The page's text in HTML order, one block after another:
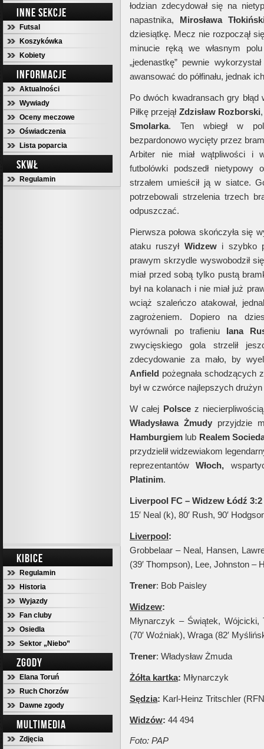
INNE SEKCJE
Futsal
Koszykówka
Kobiety
INFORMACJE
Aktualności
Wywiady
Oceny meczowe
Oświadczenia
Lista poparcia
SKWŁ
Regulamin
KIBICE
Regulamin
Historia
Wyjazdy
Fan cluby
Osiedla
Sektor „Niebo”
ZGODY
Elana Toruń
Ruch Chorzów
Dawne zgody
MULTIMEDIA
Zdjęcia
łodzian zdecydował się na
napastnika, Mirosława
dziesiątkę. Mecz nie rozpoczął
minucie ręką we własnym
„jedenastkę” pewnie
awansować do półfinału, jednak
Po dwóch kwadransach gry błąd
Piłkę przejął Zdzisław Rozborski
Smolarka. Ten wbiegł w
bezpardonowo wycięty przez
Arbiter nie miał wątpliwości i
futbolówki podszedł nietypowy
strzałem umieścił ją w siatce.
potrzebowali strzelenia trzech
odpuszczać.
Pierwsza połowa skończyła się
ataku ruszył Widzewi szybko
prawym skrzydle wyswobodził
miał przed sobą tylko pustą
był na kolanach i nie miał już
wciąż szaleńczo atakował,
zagrożeniem. Dopiero na
wyrównali po trafieniu Iana
zwycięskiego gola strzelił
zdecydowanie za mało, by
Anfield pożegnała
był w czwórce najlepszych drużyn
W całej Polsce z
Władysława Żmudy przyjdzie
Hamburgiem lub Realem
przydzielił widzewiakom
reprezentantówWłoch,
Platinim.
Liverpool FC – Widzew Łódź 3:2
15′ Neal (k), 80′ Rush, 90′
Liverpool:
Grobbelaar – Neal, Hansen,
(39′ Thompson), Lee, Johnston –
Trener: Bob Paisley
Widzew:
Młynarczyk – Świątek,
(70′ Woźniak), Wraga (82′
Trener: Władysław Żmuda
Żółta kartka: Młynarczyk
Sędzia: Karl-Heinz Tritschler
Widzów: 44 494
Foto: PAP